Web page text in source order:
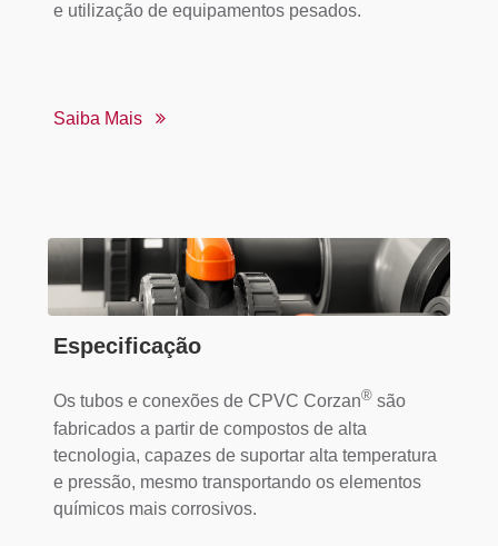
e utilização de equipamentos pesados.
Saiba Mais
Especificação
Os tubos e conexões de CPVC Corzan® são
fabricados a partir de compostos de alta
tecnologia, capazes de suportar alta temperatura
e pressão, mesmo transportando os elementos
químicos mais corrosivos.